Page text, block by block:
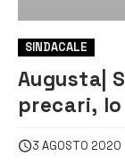
SINDACALE
Augusta|
precari, lo
3 AGOSTO 2020